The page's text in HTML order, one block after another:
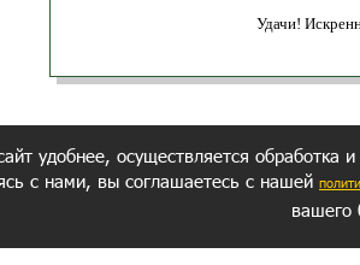
Удачи!
удобнее, осуществляется обработка
с нами, вы соглашаетесь с нашей
вашего